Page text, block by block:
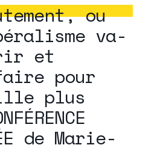
ou
va-
et
pour
plus
de Marie-